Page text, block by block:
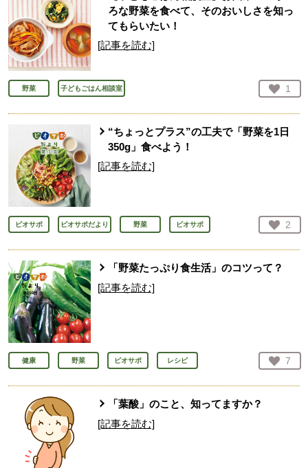
ろな野菜を食べて、そのおいしさを知っ
てもらいたい！
[記事を読む]
野菜 子どもごはん相談室 お気
1
人
“ちょっとプラス”の工夫で「野菜を1日
350g」食べよう！
[記事を読む]
ビオサポ ビオサポだより 野菜 ビオサポ お気
2
人
「野菜たっぷり食生活」のコツって？
[記事を読む]
健康 野菜 ビオサポ レシピ お気
7
人
「葉酸」のこと、知ってますか？
[記事を読む]